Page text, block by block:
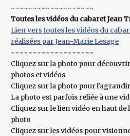
~~~~~~~~~~~~~~~~~~~
Toutes les vidéos du cabaret Jean
Lien vers toutes les vidéos du
réalisées par Jean-Marie Lesage
~~~~~~~~~~~~~~~~~~~
Cliquez sur la photo pour
photos et vidéos
Cliquez sur la photo pour
La photo est parfois reliée à une
Cliquez sur le lien vidéo en haut de
photo
Cliquez sur les vidéos pour